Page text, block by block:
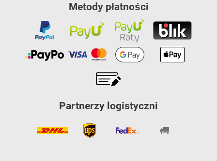
Metody płatności
Partnerzy logistyczni